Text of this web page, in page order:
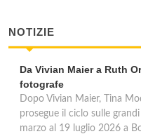
NOTIZIE
Da Vivian Maier a Ruth
fotografe
Dopo Vivian Maier, Tina
prosegue il ciclo sulle
marzo al 19 luglio 2026 a